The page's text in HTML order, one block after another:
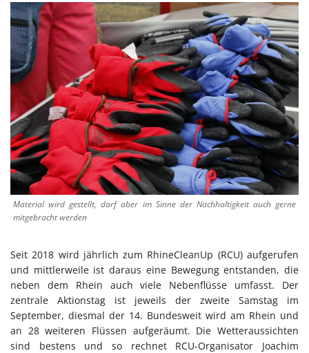
Material wird gestellt, darf aber im Sinne der Nachhaltigkeit auch gerne
mitgebracht werden
Seit 2018 wird jährlich zum RhineCleanUp (RCU) aufgerufen
und mittlerweile ist daraus eine Bewegung entstanden, die
neben dem Rhein auch viele Nebenflüsse umfasst. Der
zentrale Aktionstag ist jeweils der zweite Samstag im
September, diesmal der 14. Bundesweit wird am Rhein und
an 28 weiteren Flüssen aufgeräumt. Die Wetteraussichten
sind bestens und so rechnet RCU-Organisator Joachim